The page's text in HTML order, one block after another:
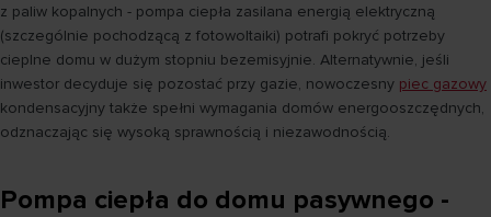
z paliw kopalnych - pompa ciepła zasilana energią elektryczną
(szczególnie pochodzącą z fotowoltaiki) potrafi pokryć potrzeby
cieplne domu w dużym stopniu bezemisyjnie. Alternatywnie, jeśli
inwestor decyduje się pozostać przy gazie, nowoczesny piec gazowy
kondensacyjny także spełni wymagania domów energooszczędnych,
odznaczając się wysoką sprawnością i niezawodnością.
Pompa ciepła do domu pasywnego -